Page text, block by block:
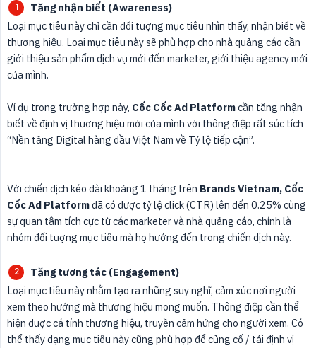
Tăng nhận biết (Awareness)
Loại mục tiêu này chỉ cần đối tượng mục tiêu nhìn thấy, nhận biết về
thương hiệu. Loại mục tiêu này sẽ phù hợp cho nhà quảng cáo cần
giới thiệu sản phẩm dịch vụ mới đến marketer, giới thiệu agency mới
của mình.
Ví dụ trong trường hợp này, Cốc Cốc Ad Platformcần tăng nhận
biết về định vị thương hiệu mới của mình với thông điệp rất súc tích
“Nền tảng Digital hàng đầu Việt Nam về Tỷ lệ tiếp cận”.
Với chiến dịch kéo dài khoảng 1 tháng trên Brands Vietnam, Cốc
Cốc Ad Platformđã có được tỷ lệ click (CTR) lên đến 0.25% cùng
sự quan tâm tích cực từ các marketer và nhà quảng cáo, chính là
nhóm đối tượng mục tiêu mà họ hướng đến trong chiến dịch này.
Tăng tương tác (Engagement)
Loại mục tiêu này nhằm tạo ra những suy nghĩ, cảm xúc nơi người
xem theo hướng mà thương hiệu mong muốn. Thông điệp cần thể
hiện được cá tính thương hiệu, truyền cảm hứng cho người xem. Có
thể thấy dạng mục tiêu này cũng phù hợp để củng cố / tái định vị